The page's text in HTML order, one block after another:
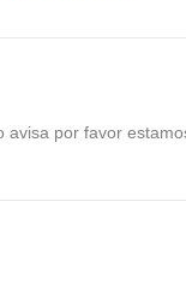
avisa por favor